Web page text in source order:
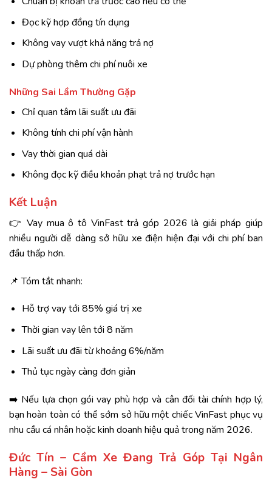
Đọc kỹ hợp đồng tín dụng
Không vay vượt khả năng trả nợ
Dự phòng thêm chi phí nuôi xe
Những Sai Lầm Thường Gặp
Chỉ quan tâm lãi suất ưu đãi
Không tính chi phí vận hành
Vay thời gian quá dài
Không đọc kỹ điều khoản phạt trả nợ trước hạn
Kết Luận
👉 Vay mua ô tô VinFast trả góp 2026 là giải pháp giúp
nhiều người dễ dàng sở hữu xe điện hiện đại với chi phí ban
đầu thấp hơn.
📌 Tóm tắt nhanh:
Hỗ trợ vay tới 85% giá trị xe
Thời gian vay lên tới 8 năm
Lãi suất ưu đãi từ khoảng 6%/năm
Thủ tục ngày càng đơn giản
➡️ Nếu lựa chọn gói vay phù hợp và cân đối tài chính hợp lý,
bạn hoàn toàn có thể sớm sở hữu một chiếc VinFast phục vụ
nhu cầu cá nhân hoặc kinh doanh hiệu quả trong năm 2026.
Đức Tín – Cầm Xe Đang Trả Góp Tại Ngân
Hàng – Sài Gòn